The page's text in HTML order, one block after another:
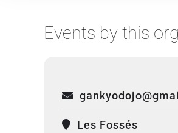
Events by this
Les Fossés